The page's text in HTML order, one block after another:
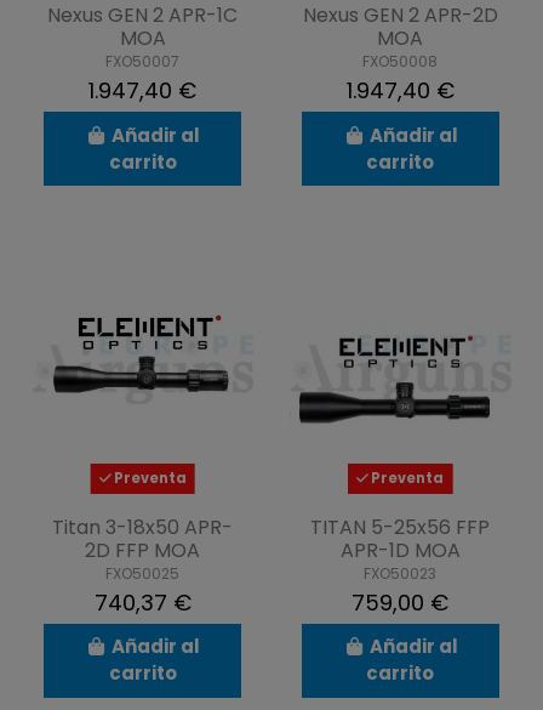
Nexus GEN 2 APR-1C
MOA
FXO50007
1.947,40 €
Añadir al
carrito
Nexus GEN 2 APR-2D
MOA
FXO50008
1.947,40 €
Añadir al
carrito
Preventa
Titan 3-18x50 APR-
2D FFP MOA
FXO50025
740,37 €
Añadir al
carrito
Preventa
TITAN 5-25x56 FFP
APR-1D MOA
FXO50023
759,00 €
Añadir al
carrito